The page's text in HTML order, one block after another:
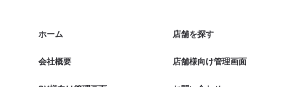
ホーム 店舗を探す
会社概要 店舗様向け管理画面